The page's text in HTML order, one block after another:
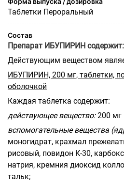
Таблетки Пероральный
Состав
Препарат ИБУПИРИН содержит:
Действующим веществом
ИБУПИРИН, 200 мг, таблетки,
оболочкой
Каждая таблетка содержит:
действующее вещество:200 мг
вспомогательные вещества
моногидрат, крахмал
рисовый, повидон К-30,
натрия, кремния диоксид
тальк;